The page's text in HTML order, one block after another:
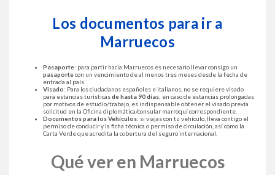
Los documentos para ir a
Marruecos
Pasaporte: para partir hacia Marruecos es necesario llevar consigo un
pasaportecon un vencimiento de al menos tres meses desde la fecha de
entrada al país.
Visado: Para los ciudadanos españoles e italianos, no se requiere visado
para estancias turísticasde hasta 90 días; en caso de estancias prolongadas
por motivos de estudio/trabajo, es indispensable obtener el visado previa
solicitud en la Oficina diplomática/consular marroquí correspondiente.
Documentos para los Vehículos: si viajas con tu vehículo, lleva contigo el
permiso de conducir y la ficha técnica o permiso de circulación, así como la
Carta Verde que acredita la cobertura del seguro internacional.
Qué ver en Marruecos